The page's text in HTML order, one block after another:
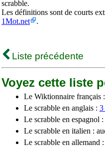
scrabble.
Les définitions sont de courts
1Mot.net
.
Liste précédente
Voyez cette liste
Le Wiktionnaire français
Le scrabble en anglais : 3
Le scrabble en espagnol
Le scrabble en italien :
Le scrabble en allemand